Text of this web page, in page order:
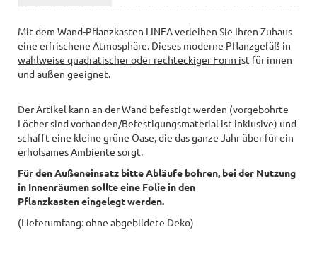
Mit dem Wand-Pflanzkasten LINEA verleihen Sie Ihren Zuhaus
eine erfrischene Atmosphäre. Dieses moderne Pflanzgefäß in
wahlweise quadratischer oder rechteckiger Form ist für innen
und außen geeignet.
Der Artikel kann an der Wand befestigt werden (vorgebohrte
Löcher sind vorhanden/Befestigungsmaterial ist inklusive) und
schafft eine kleine grüne Oase, die das ganze Jahr über für ein
erholsames Ambiente sorgt.
Für den Außeneinsatz bitte Abläufe bohren, bei der Nutzung
in Innenräumen sollte eine Folie in den
Pflanzkasten eingelegt werden.
(Lieferumfang: ohne abgebildete Deko)